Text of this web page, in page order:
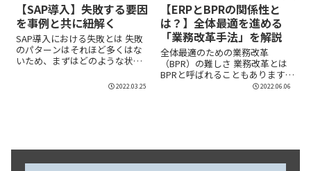
【SAP導入】失敗する要因
を事例と共に紐解く
SAP導入における失敗とは 失敗
のパターンはそれほど多くはな
いため、まずはどのような状態
2022.03.25
【ERPとBPRの関係性と
は？】全体最適を進める
「業務改革手法」を解説
全体最適のための業務改革
（BPR）の難しさ 業務改革とは
BPRと呼ばれることもあります。
2022.06.06